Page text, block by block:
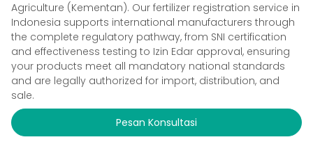
Agriculture (Kementan). Our fertilizer registration service in
Indonesia supports international manufacturers through
the complete regulatory pathway, from SNI certification
and effectiveness testing to Izin Edar approval, ensuring
your products meet all mandatory national standards
and are legally authorized for import, distribution, and
sale.
Pesan Konsultasi